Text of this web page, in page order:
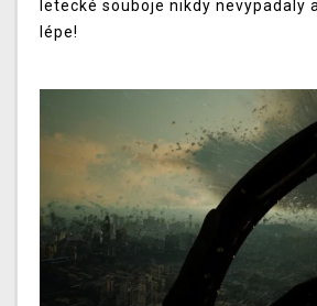
letecké souboje nikdy nevypadaly
lépe!